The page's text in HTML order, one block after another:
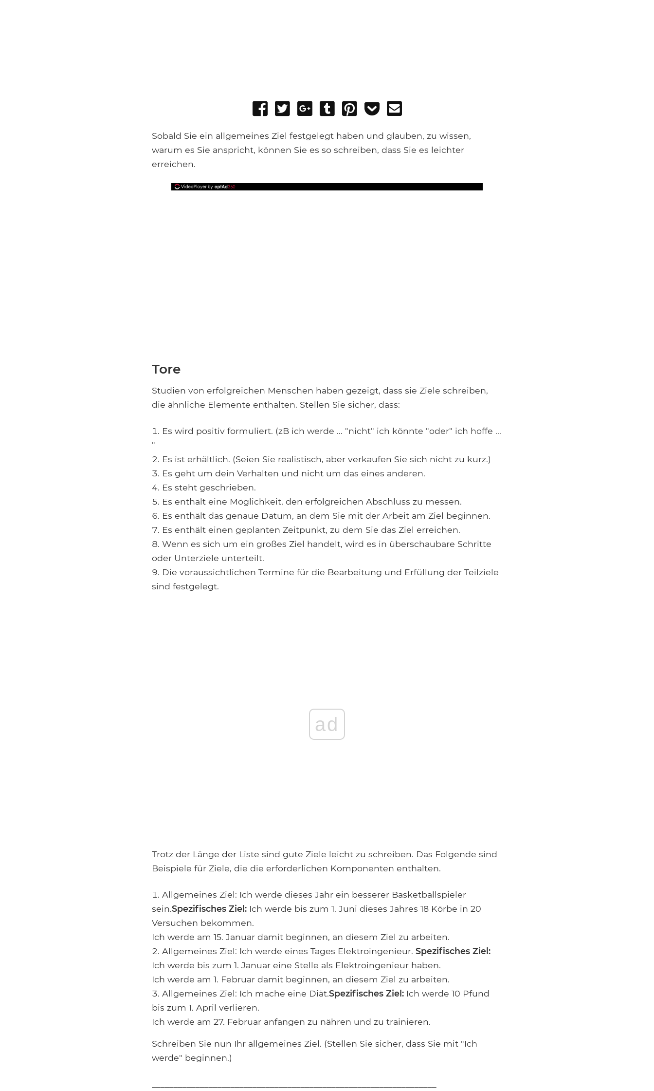
Share
Facebook
Tweet
Share
Google+
Post
Tumblr
Pin
Add
Pocket
Sobald Sie ein allgemeines Ziel festgelegt haben und glauben, zu wissen,
warum es Sie anspricht, können Sie es so schreiben, dass Sie es leichter
erreichen.
Tore
Studien von erfolgreichen Menschen haben gezeigt, dass sie Ziele schreiben,
die ähnliche Elemente enthalten. Stellen Sie sicher, dass:
Es wird positiv formuliert. (zB ich werde ... "nicht" ich könnte "oder" ich hoffe ...
"
Es ist erhältlich. (Seien Sie realistisch, aber verkaufen Sie sich nicht zu kurz.)
Es geht um dein Verhalten und nicht um das eines anderen.
Es steht geschrieben.
Es enthält eine Möglichkeit, den erfolgreichen Abschluss zu messen.
Es enthält das genaue Datum, an dem Sie mit der Arbeit am Ziel beginnen.
Es enthält einen geplanten Zeitpunkt, zu dem Sie das Ziel erreichen.
Wenn es sich um ein großes Ziel handelt, wird es in überschaubare Schritte
oder Unterziele unterteilt.
Die voraussichtlichen Termine für die Bearbeitung und Erfüllung der Teilziele
sind festgelegt.
ad
Trotz der Länge der Liste sind gute Ziele leicht zu schreiben. Das Folgende sind
Beispiele für Ziele, die die erforderlichen Komponenten enthalten.
Allgemeines Ziel: Ich werde dieses Jahr ein besserer Basketballspieler
sein.Spezifisches Ziel: Ich werde bis zum 1. Juni dieses Jahres 18 Körbe in 20
Versuchen bekommen.
Ich werde am 15. Januar damit beginnen, an diesem Ziel zu arbeiten.
Allgemeines Ziel: Ich werde eines Tages Elektroingenieur. Spezifisches Ziel:
Ich werde bis zum 1. Januar eine Stelle als Elektroingenieur haben.
Ich werde am 1. Februar damit beginnen, an diesem Ziel zu arbeiten.
Allgemeines Ziel: Ich mache eine Diät.Spezifisches Ziel: Ich werde 10 Pfund
bis zum 1. April verlieren.
Ich werde am 27. Februar anfangen zu nähren und zu trainieren.
Schreiben Sie nun Ihr allgemeines Ziel. (Stellen Sie sicher, dass Sie mit "Ich
werde" beginnen.)